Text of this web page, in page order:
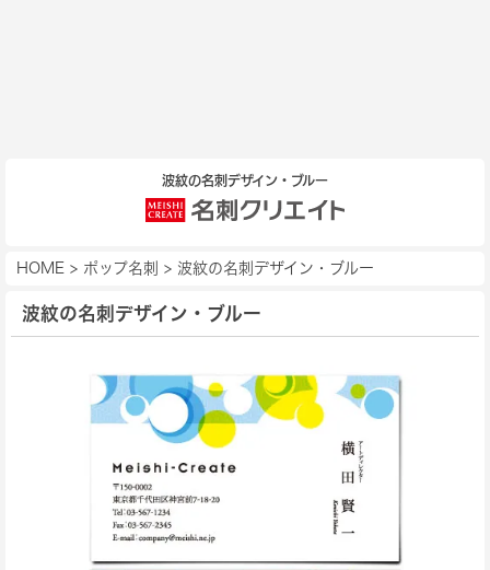
波紋の名刺デザイン・ブルー
HOME > ポップ名刺 > 波紋の名刺デザイン・ブルー
波紋の名刺デザイン・ブルー